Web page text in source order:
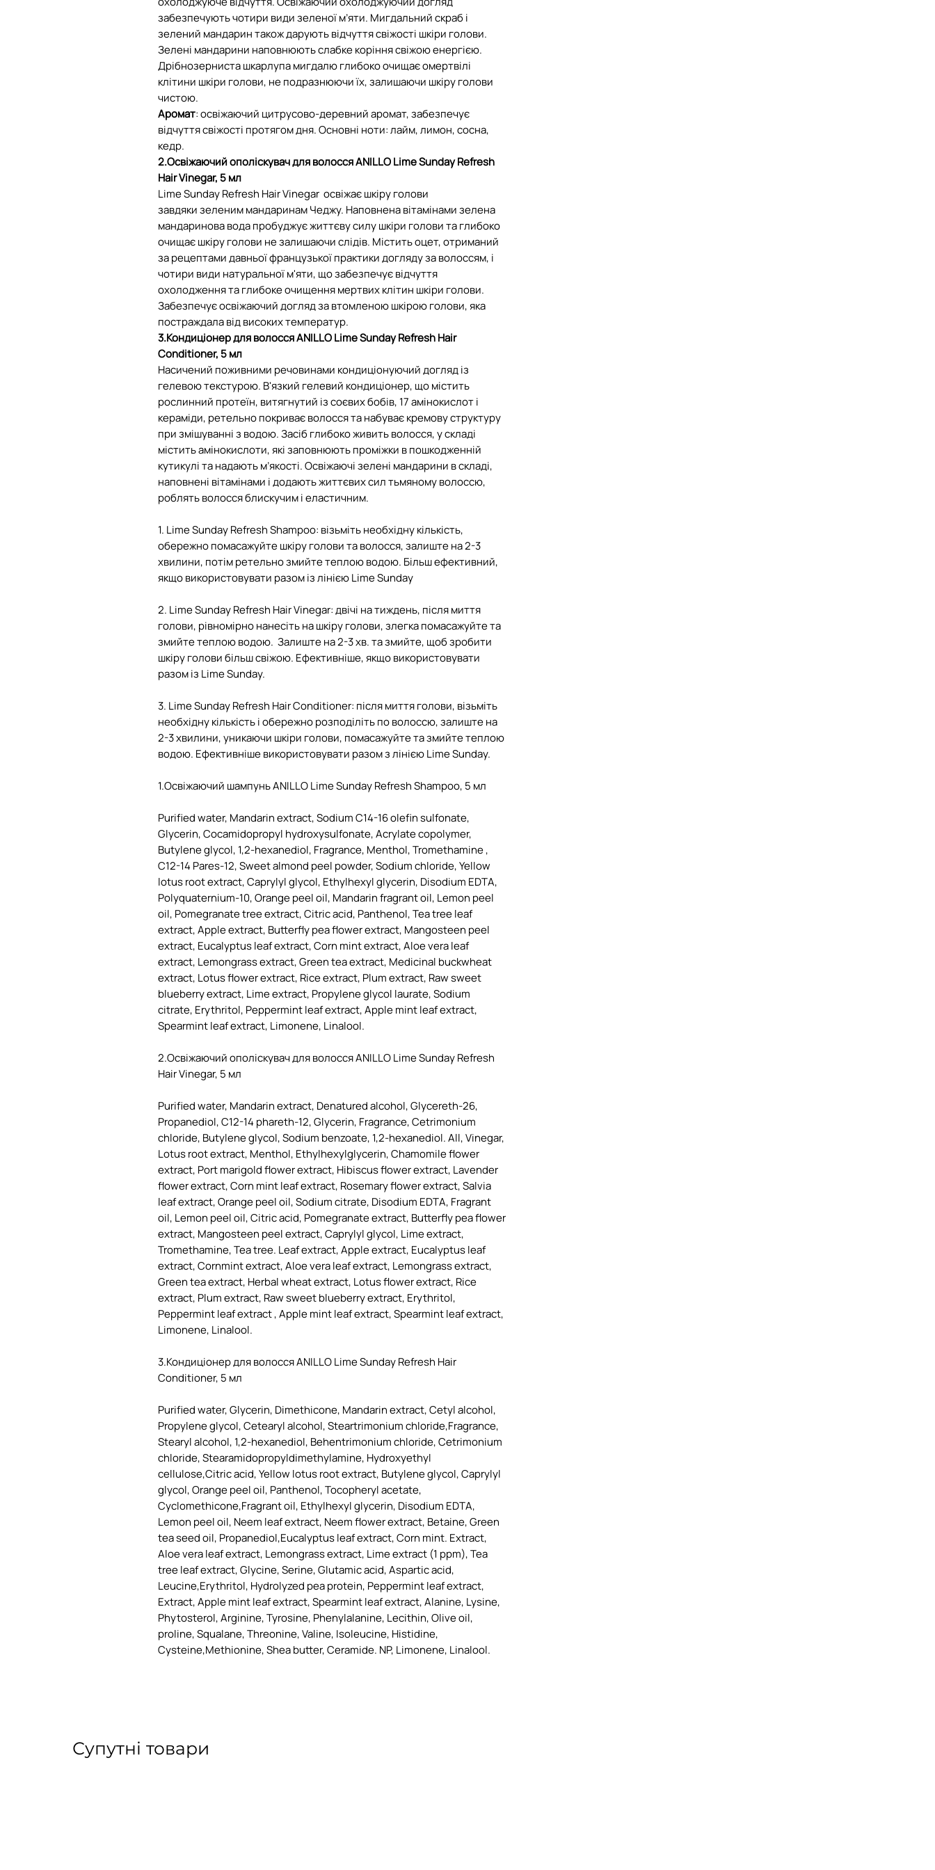
забезпечують чотири види зеленої м’яти. Мигдальний скраб і
зелений мандарин також дарують відчуття свіжості шкіри голови.
Зелені мандарини наповнюють слабке коріння свіжою енергією.
Дрібнозерниста шкарлупа мигдалю глибоко очищає омертвілі
клітини шкіри голови, не подразнюючи їх, залишаючи шкіру голови
чистою.
Аромат: освіжаючий цитрусово-деревний аромат, забезпечує
відчуття свіжості протягом дня. Основні ноти: лайм, лимон, сосна,
кедр.
2.Освіжаючий ополіскувач для волосся ANILLO Lime Sunday Refresh
Hair Vinegar, 5 мл
Lime Sunday Refresh Hair Vinegar освіжає шкіру голови
завдяки зеленим мандаринам Чеджу. Наповнена вітамінами зелена
мандаринова вода пробуджує життєву силу шкіри голови та глибоко
очищає шкіру голови не залишаючи слідів. Містить оцет, отриманий
за рецептами давньої французької практики догляду за волоссям, і
чотири види натуральної м'яти, що забезпечує відчуття
охолодження та глибоке очищення мертвих клітин шкіри голови.
Забезпечує освіжаючий догляд за втомленою шкірою голови, яка
постраждала від високих температур.
3.Кондиціонер для волосся ANILLO Lime Sunday Refresh Hair
Conditioner, 5 мл
Насичений поживними речовинами кондиціонуючий догляд із
гелевою текстурою. В'язкий гелевий кондиціонер, що містить
рослинний протеїн, витягнутий із соєвих бобів, 17 амінокислот і
кераміди, ретельно покриває волосся та набуває кремову структуру
при змішуванні з водою. Засіб глибоко живить волосся, у складі
містить амінокислоти, які заповнюють проміжки в пошкодженній
кутикулі та надають м’якості. Освіжаючі зелені мандарини в складі,
наповнені вітамінами і додають життєвих сил тьмяному волоссю,
роблять волосся блискучим і еластичним.
1. Lime Sunday Refresh Shampoo: візьміть необхідну кількість,
обережно помасажуйте шкіру голови та волосся, залиште на 2-3
хвилини, потім ретельно змийте теплою водою. Більш ефективний,
якщо використовувати разом із лінією Lime Sunday
2. Lime Sunday Refresh Hair Vinegar: двічі на тиждень, після миття
голови, рівномірно нанесіть на шкіру голови, злегка помасажуйте та
змийте теплою водою. Залиште на 2-3 хв. та змийте, щоб зробити
шкіру голови більш свіжою. Ефективніше, якщо використовувати
разом із Lime Sunday.
3. Lime Sunday Refresh Hair Conditioner: після миття голови, візьміть
необхідну кількість і обережно розподіліть по волоссю, залиште на
2-3 хвилини, уникаючи шкіри голови, помасажуйте та змийте теплою
водою. Ефективніше використовувати разом з лінією Lime Sunday.
1.Освіжаючий шампунь ANILLO Lime Sunday Refresh Shampoo, 5 мл
Purified water, Mandarin extract, Sodium C14-16 olefin sulfonate,
Glycerin, Cocamidopropyl hydroxysulfonate, Acrylate copolymer,
Butylene glycol, 1,2-hexanediol, Fragrance, Menthol, Tromethamine ,
C12-14 Pares-12, Sweet almond peel powder, Sodium chloride, Yellow
lotus root extract, Caprylyl glycol, Ethylhexyl glycerin, Disodium EDTA,
Polyquaternium-10, Orange peel oil, Mandarin fragrant oil, Lemon peel
oil, Pomegranate tree extract, Citric acid, Panthenol, Tea tree leaf
extract, Apple extract, Butterfly pea flower extract, Mangosteen peel
extract, Eucalyptus leaf extract, Corn mint extract, Aloe vera leaf
extract, Lemongrass extract, Green tea extract, Medicinal buckwheat
extract, Lotus flower extract, Rice extract, Plum extract, Raw sweet
blueberry extract, Lime extract, Propylene glycol laurate, Sodium
citrate, Erythritol, Peppermint leaf extract, Apple mint leaf extract,
Spearmint leaf extract, Limonene, Linalool.
2.Освіжаючий ополіскувач для волосся ANILLO Lime Sunday Refresh
Hair Vinegar, 5 мл
Purified water, Mandarin extract, Denatured alcohol, Glycereth-26,
Propanediol, C12-14 phareth-12, Glycerin, Fragrance, Cetrimonium
chloride, Butylene glycol, Sodium benzoate, 1,2-hexanediol. All, Vinegar,
Lotus root extract, Menthol, Ethylhexylglycerin, Chamomile flower
extract, Port marigold flower extract, Hibiscus flower extract, Lavender
flower extract, Corn mint leaf extract, Rosemary flower extract, Salvia
leaf extract, Orange peel oil, Sodium citrate, Disodium EDTA, Fragrant
oil, Lemon peel oil, Citric acid, Pomegranate extract, Butterfly pea flower
extract, Mangosteen peel extract, Caprylyl glycol, Lime extract,
Tromethamine, Tea tree. Leaf extract, Apple extract, Eucalyptus leaf
extract, Cornmint extract, Aloe vera leaf extract, Lemongrass extract,
Green tea extract, Herbal wheat extract, Lotus flower extract, Rice
extract, Plum extract, Raw sweet blueberry extract, Erythritol,
Peppermint leaf extract , Apple mint leaf extract, Spearmint leaf extract,
Limonene, Linalool.
3.Кондиціонер для волосся ANILLO Lime Sunday Refresh Hair
Conditioner, 5 мл
Purified water, Glycerin, Dimethicone, Mandarin extract, Cetyl alcohol,
Propylene glycol, Cetearyl alcohol, Steartrimonium chloride,Fragrance,
Stearyl alcohol, 1,2-hexanediol, Behentrimonium chloride, Cetrimonium
chloride, Stearamidopropyldimethylamine, Hydroxyethyl
cellulose,Citric acid, Yellow lotus root extract, Butylene glycol, Caprylyl
glycol, Orange peel oil, Panthenol, Tocopheryl acetate,
Cyclomethicone,Fragrant oil, Ethylhexyl glycerin, Disodium EDTA,
Lemon peel oil, Neem leaf extract, Neem flower extract, Betaine, Green
tea seed oil, Propanediol,Eucalyptus leaf extract, Corn mint. Extract,
Aloe vera leaf extract, Lemongrass extract, Lime extract (1 ppm), Tea
tree leaf extract, Glycine, Serine, Glutamic acid, Aspartic acid,
Leucine,Erythritol, Hydrolyzed pea protein, Peppermint leaf extract,
Extract, Apple mint leaf extract, Spearmint leaf extract, Alanine, Lysine,
Phytosterol, Arginine, Tyrosine, Phenylalanine, Lecithin, Olive oil,
proline, Squalane, Threonine, Valine, Isoleucine, Histidine,
Cysteine,Methionine, Shea butter, Ceramide. NP, Limonene, Linalool.
Супутні товари